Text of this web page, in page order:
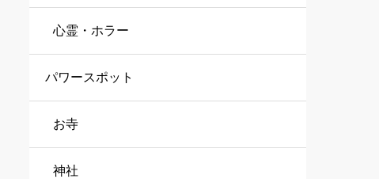
心霊・ホラー
パワースポット
お寺
神社